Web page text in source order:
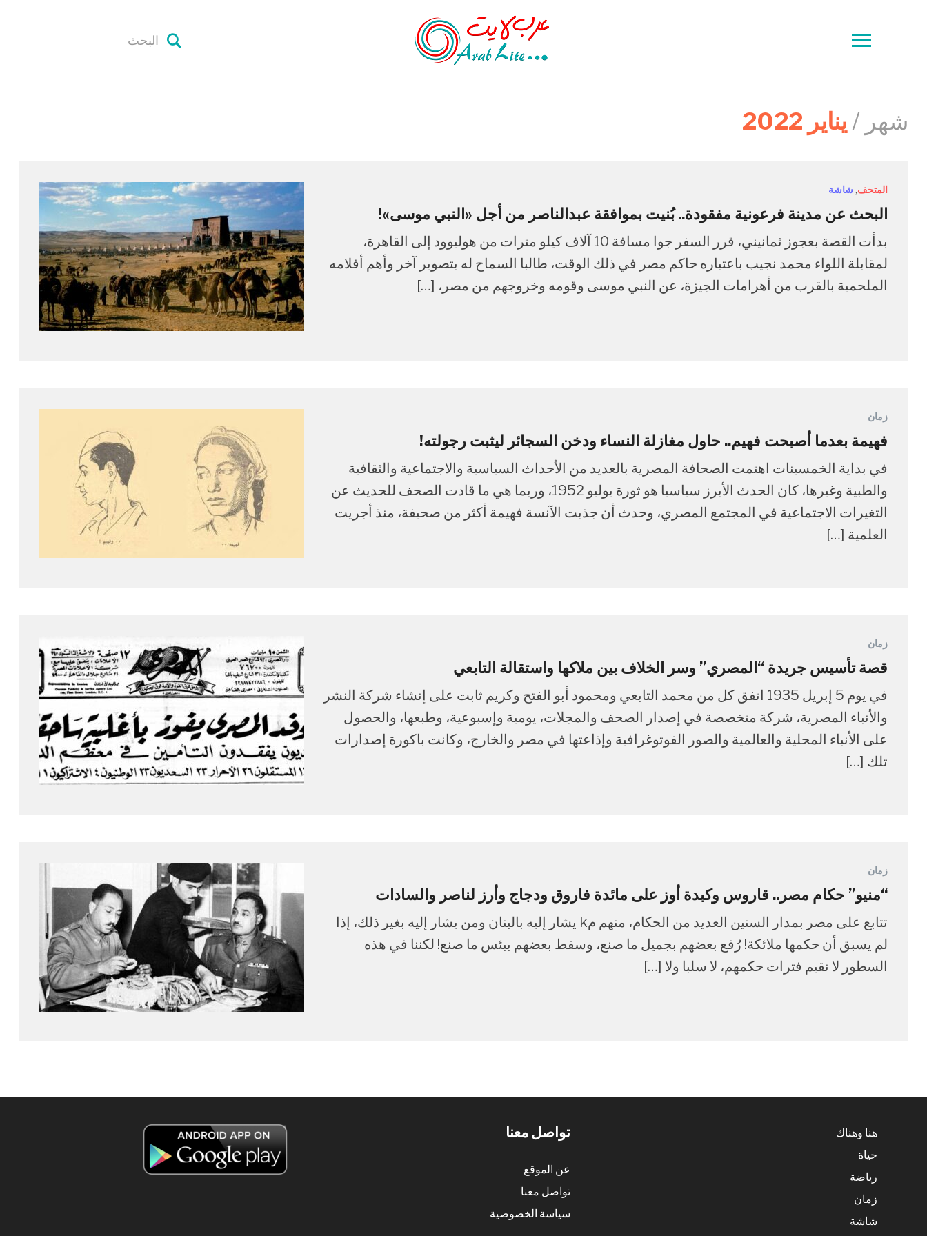
Toggle
navigation شهر / يناير 2022
المتحف, شاشة
البحث عن مدينة فرعونية مفقودة.. بُنيت بموافقة عبدالناصر من أجل «النبي موسى»!
بدأت القصة بعجوز ثمانيني، قرر السفر جوا مسافة 10 آلاف كيلو مترات من هوليوود إلى القاهرة،
لمقابلة اللواء محمد نجيب باعتباره حاكم مصر في ذلك الوقت، طالبا السماح له بتصوير آخر وأهم أفلامه
الملحمية بالقرب من أهرامات الجيزة، عن النبي موسى وقومه وخروجهم من مصر، […]
زمان
فهيمة بعدما أصبحت فهيم.. حاول مغازلة النساء ودخن السجائر ليثبت رجولته!
في بداية الخمسينات اهتمت الصحافة المصرية بالعديد من الأحداث السياسية والاجتماعية والثقافية
والطبية وغيرها، كان الحدث الأبرز سياسيا هو ثورة يوليو 1952، وربما هي ما قادت الصحف للحديث عن
التغيرات الاجتماعية في المجتمع المصري، وحدث أن جذبت الآنسة فهيمة أكثر من صحيفة، منذ أجريت
العلمية […]
زمان
قصة تأسيس جريدة “المصري” وسر الخلاف بين ملاكها واستقالة التابعي
في يوم 5 إبريل 1935 اتفق كل من محمد التابعي ومحمود أبو الفتح وكريم ثابت على إنشاء شركة النشر
والأنباء المصرية، شركة متخصصة في إصدار الصحف والمجلات، يومية وإسبوعية، وطبعها، والحصول
على الأنباء المحلية والعالمية والصور الفوتوغرافية وإذاعتها في مصر والخارج، وكانت باكورة إصدارات
تلك […]
زمان
“منيو” حكام مصر.. قاروس وكبدة أوز على مائدة فاروق ودجاج وأرز لناصر والسادات
تتابع على مصر بمدار السنين العديد من الحكام، منهم مk يشار إليه بالبنان ومن يشار إليه بغير ذلك، إذا
لم يسبق أن حكمها ملائكة! رُفع بعضهم بجميل ما صنع، وسقط بعضهم ببئس ما صنع! لكننا في هذه
السطور لا نقيم فترات حكمهم، لا سلبا ولا […]
هنا وهناك
حياة
رياضة
زمان
شاشة
تواصل معنا
عن الموقع
تواصل معنا
سياسة الخصوصية